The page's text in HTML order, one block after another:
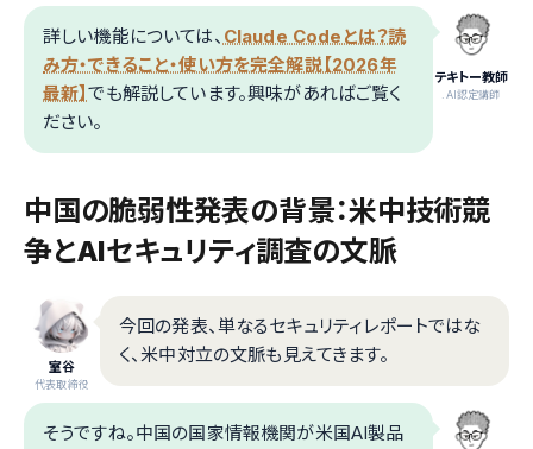
テキトー教師
.AI認定講師
詳しい機能については、 Claude Codeとは？読
み方・できること・使い方を完全解説【2026年
最新】でも解説しています。興味があればご覧く
ださい。
中国の脆弱性発表の背景：米中技術競
争とAIセキュリティ調査の文脈
室谷
代表取締役
今回の発表、単なるセキュリティレポートではな
く、米中対立の文脈も見えてきます。
そうですね。中国の国家情報機関が米国AI製品